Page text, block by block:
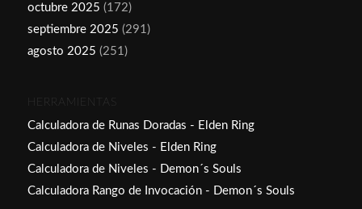
octubre 2025 (172)
septiembre 2025 (291)
agosto 2025 (251)
HERRAMIENTAS
Calculadora de Runas Doradas - Elden Ring
Calculadora de Niveles - Elden Ring
Calculadora de Niveles - Demon´s Souls
Calculadora Rango de Invocación - Demon´s Souls